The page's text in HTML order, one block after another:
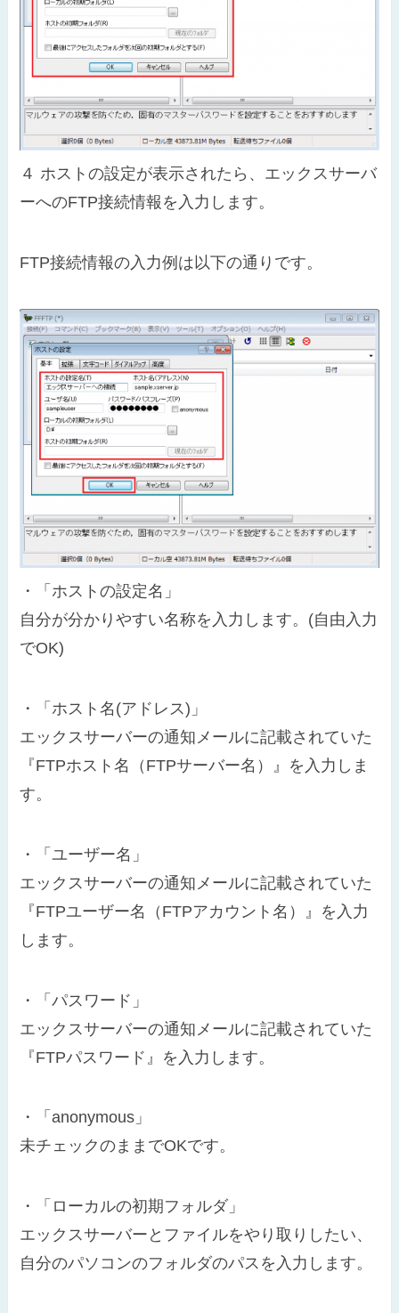
４ ホストの設定が表示されたら、エックスサーバ
ーへのFTP接続情報を入力します。
FTP接続情報の入力例は以下の通りです。
・「ホストの設定名」
自分が分かりやすい名称を入力します。(自由入力
でOK)
・「ホスト名(アドレス)」
エックスサーバーの通知メールに記載されていた
『FTPホスト名（FTPサーバー名）』を入力しま
す。
・「ユーザー名」
エックスサーバーの通知メールに記載されていた
『FTPユーザー名（FTPアカウント名）』を入力
します。
・「パスワード」
エックスサーバーの通知メールに記載されていた
『FTPパスワード』を入力します。
・「anonymous」
未チェックのままでOKです。
・「ローカルの初期フォルダ」
エックスサーバーとファイルをやり取りしたい、
自分のパソコンのフォルダのパスを入力します。